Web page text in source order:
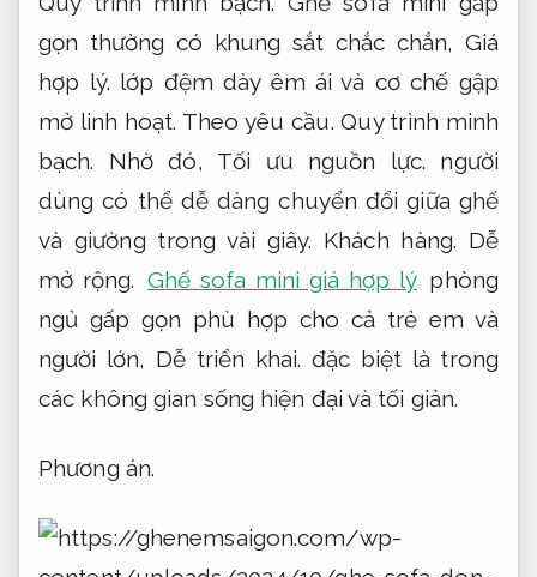
gọn thường có khung sắt chắc chắn, Giá
hợp lý. lớp đệm dày êm ái và cơ chế gập
mở linh hoạt. Theo yêu cầu. Quy trình minh
bạch. Nhờ đó, Tối ưu nguồn lực. người
dùng có thể dễ dàng chuyển đổi giữa ghế
và giường trong vài giây. Khách hàng. Dễ
mở rộng. Ghế sofa mini giá hợp lý phòng
ngủ gấp gọn phù hợp cho cả trẻ em và
người lớn, Dễ triển khai. đặc biệt là trong
các không gian sống hiện đại và tối giản.
Phương án.